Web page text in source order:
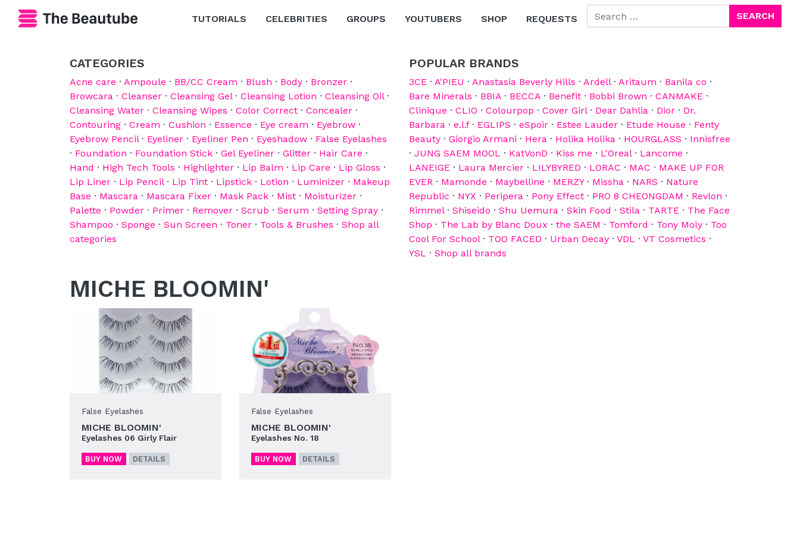
TUTORIALS
CELEBRITIES GROUPS YOUTUBERS SHOP REQUESTS
SEARCH FOR:
CATEGORIES
Acne care · Ampoule · BB/CC Cream · Blush · Body · Bronzer ·
Browcara · Cleanser · Cleansing Gel· Cleansing Lotion · Cleansing Oil·
Cleansing Water · Cleansing Wipes · Color Correct · Concealer ·
Contouring · Cream · Cushion · Essence · Eye cream · Eyebrow ·
Eyebrow Pencil· Eyeliner · Eyeliner Pen · Eyeshadow · False Eyelashes
· Foundation · Foundation Stick · Gel Eyeliner · Glitter · Hair Care ·
Hand · High Tech Tools · Highlighter · Lip Balm · Lip Care · Lip Gloss ·
Lip Liner · Lip Pencil· Lip Tint · Lipstick · Lotion · Luminizer · Makeup
Base · Mascara · Mascara Fixer · Mask Pack · Mist · Moisturizer ·
Palette · Powder · Primer · Remover · Scrub · Serum · Setting Spray ·
Shampoo · Sponge · Sun Screen · Toner · Tools & Brushes · Shop all
categories
POPULAR BRANDS
3CE · A'PIEU · Anastasia Beverly Hills · Ardell· Aritaum · Banila co ·
Bare Minerals · BBIA · BECCA · Benefit · Bobbi Brown · CANMAKE ·
Clinique · CLIO · Colourpop · Cover Girl· Dear Dahlia · Dior · Dr.
Barbara · e.l.f· EGLIPS · eSpoir · Estee Lauder · Etude House · Fenty
Beauty · Giorgio Armani · Hera · Holika Holika · HOURGLASS · Innisfree
· JUNG SAEM MOOL · KatVonD · Kiss me · L'Oreal· Lancome ·
LANEIGE · Laura Mercier · LILYBYRED · LORAC · MAC · MAKE UP FOR
EVER · Mamonde · Maybelline · MERZY· Missha · NARS · Nature
Republic · NYX · Peripera · Pony Effect · PRO 8 CHEONGDAM · Revlon ·
Rimmel· Shiseido · Shu Uemura · Skin Food · Stila · TARTE · The Face
Shop · The Lab by Blanc Doux · the SAEM · Tomford · Tony Moly · Too
Cool For School· TOO FACED · Urban Decay · VDL · VT Cosmetics ·
YSL · Shop all brands
MICHE BLOOMIN'
False Eyelashes
MICHE BLOOMIN'
Eyelashes 06 Girly Flair
BUY NOW DETAILS
False Eyelashes
MICHE BLOOMIN'
Eyelashes No. 18
BUY NOW DETAILS